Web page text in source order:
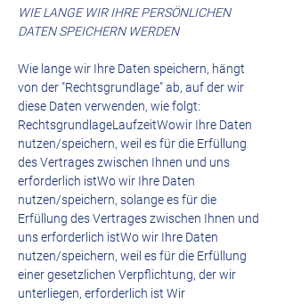
WIE LANGE WIR IHRE PERSÖNLICHEN
DATEN SPEICHERN WERDEN
Wie lange wir Ihre Daten speichern, hängt
von der "Rechtsgrundlage" ab, auf der wir
diese Daten verwenden, wie folgt:
RechtsgrundlageLaufzeitWowir Ihre Daten
nutzen/speichern, weil es für die Erfüllung
des Vertrages zwischen Ihnen und uns
erforderlich istWo wir Ihre Daten
nutzen/speichern, solange es für die
Erfüllung des Vertrages zwischen Ihnen und
uns erforderlich istWo wir Ihre Daten
nutzen/speichern, weil es für die Erfüllung
einer gesetzlichen Verpflichtung, der wir
unterliegen, erforderlich ist Wir